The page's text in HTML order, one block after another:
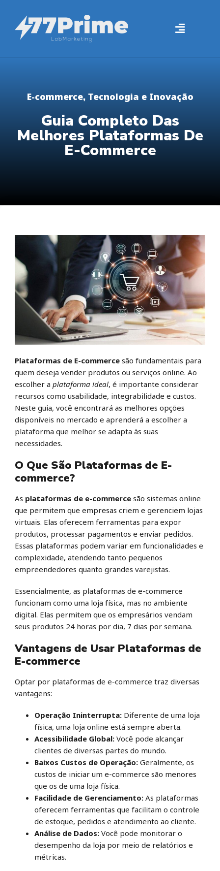
E-commerce, Tecnologia e Inovação
Guia Completo Das
Melhores Plataformas De
E-Commerce
Plataformas de E-commerce são fundamentais para
quem deseja vender produtos ou serviços online. Ao
escolher a plataforma ideal, é importante considerar
recursos como usabilidade, integrabilidade e custos.
Neste guia, você encontrará as melhores opções
disponíveis no mercado e aprenderá a escolher a
plataforma que melhor se adapta às suas
necessidades.
O Que São Plataformas de E-
commerce?
As plataformas de e-commerce são sistemas online
que permitem que empresas criem e gerenciem lojas
virtuais. Elas oferecem ferramentas para expor
produtos, processar pagamentos e enviar pedidos.
Essas plataformas podem variar em funcionalidades e
complexidade, atendendo tanto pequenos
empreendedores quanto grandes varejistas.
Essencialmente, as plataformas de e-commerce
funcionam como uma loja física, mas no ambiente
digital. Elas permitem que os empresários vendam
seus produtos 24 horas por dia, 7 dias por semana.
Vantagens de Usar Plataformas de
E-commerce
Optar por plataformas de e-commerce traz diversas
vantagens:
Operação Ininterrupta: Diferente de uma loja
física, uma loja online está sempre aberta.
Acessibilidade Global: Você pode alcançar
clientes de diversas partes do mundo.
Baixos Custos de Operação: Geralmente, os
custos de iniciar um e-commerce são menores
que os de uma loja física.
Facilidade de Gerenciamento: As plataformas
oferecem ferramentas que facilitam o controle
de estoque, pedidos e atendimento ao cliente.
Análise de Dados: Você pode monitorar o
desempenho da loja por meio de relatórios e
métricas.